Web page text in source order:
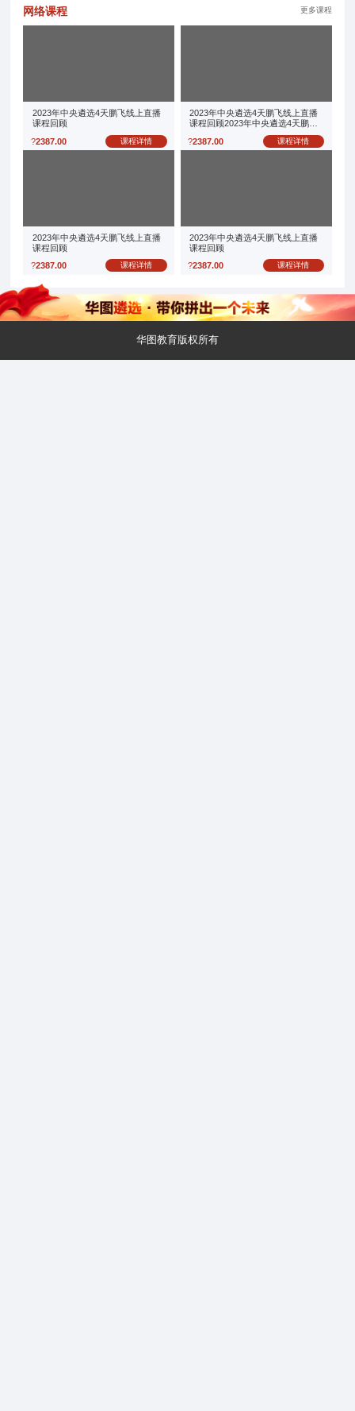
网络课程 更多课程
2023年中央遴选4天鹏飞线上直播
课程回顾
?2387.00 课程详情
2023年中央遴选4天鹏飞线上直播
课程回顾2023年中央遴选4天鹏飞
?2387.00 课程详情
2023年中央遴选4天鹏飞线上直播
课程回顾
?2387.00 课程详情
2023年中央遴选4天鹏飞线上直播
课程回顾
?2387.00 课程详情
华图教育版权所有